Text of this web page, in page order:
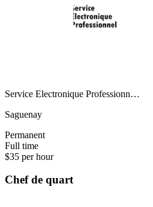
Service Electronique Professionn…
Saguenay
Permanent
Full time
$35 per hour
Chef de quart